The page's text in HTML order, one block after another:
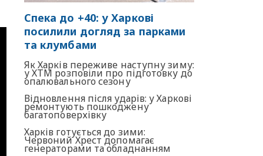
Спека до +40: у Харкові
посилили догляд за парками
та клумбами
Як Харків переживе наступну зиму:
у ХТМ розповіли про підготовку до
опалювального сезону
Відновлення після ударів: у Харкові
ремонтують пошкоджену
багатоповерхівку
Харків готується до зими:
Червоний Хрест допомагає
генераторами та обладнанням